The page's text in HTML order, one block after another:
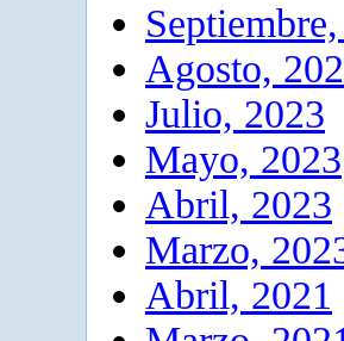
Agosto,
Julio, 2023
Mayo, 2023
Abril, 2023
Marzo,
Abril, 2021